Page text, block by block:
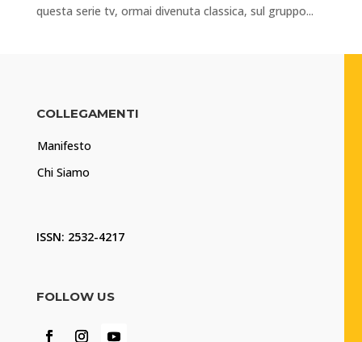
questa serie tv, ormai divenuta classica, sul gruppo...
COLLEGAMENTI
Manifesto
Chi Siamo
ISSN: 2532-4217
FOLLOW US